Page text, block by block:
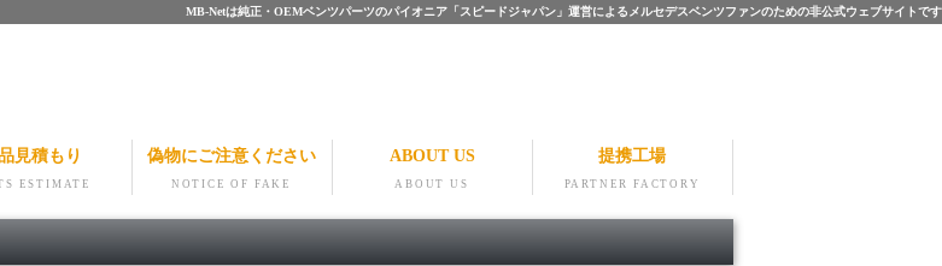
MB-Netは純正・OEMベンツパーツのパイオニア「スピードジャパン」運営によるメルセデスベンツファンのための非公式ウェブサイトです
見積もり
ESTIMATE
偽物にご注意ください
NOTICE OF FAKE
ABOUT US
ABOUT US
提携工場
PARTNER FACTORY